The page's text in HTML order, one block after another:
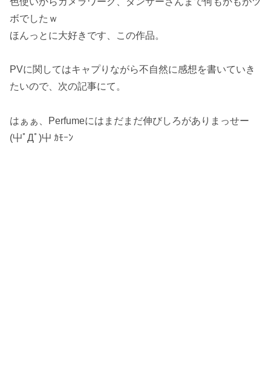
ボでしたｗ
ほんっとに大好きです、この作品。
PVに関してはキャプりながら不自然に感想を書いていき
たいので、次の記事にて。
はぁぁ、Perfumeにはまだまだ伸びしろがありまっせー
(屮ﾟДﾟ)屮 ｶﾓｰﾝ